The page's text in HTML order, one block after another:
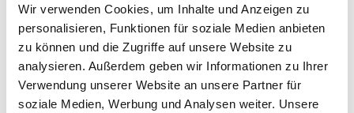
Wir verwenden Cookies, um Inhalte und Anzeigen zu
personalisieren, Funktionen für soziale Medien anbieten
zu können und die Zugriffe auf unsere Website zu
analysieren. Außerdem geben wir Informationen zu Ihrer
Verwendung unserer Website an unsere Partner für
soziale Medien, Werbung und Analysen weiter. Unsere
GLAESER Textil unterstützt Händler und
Hersteller von Textilien, Bekleidung und
Vernichtungsverbots ihrer Waren. Zum
Service des Ulmer
Traditionsunternehmens und seiner
Sammlung, Abholung, Sortieren, Prüfen
29.09.2025
Asiatische E-Commerce Plattformen:
Südwesttextil fordert in Brüssel EU-